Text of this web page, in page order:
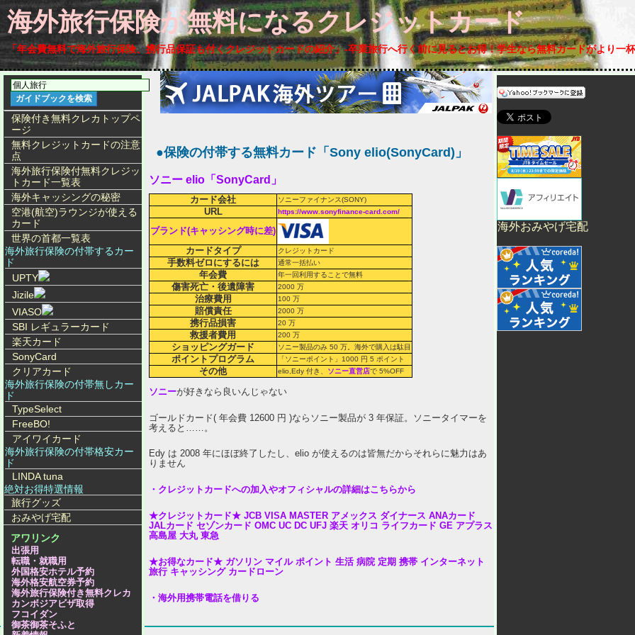
海外旅行保険が無料になるクレジットカード
「年会費無料で海外旅行保険、携行品保証も付くクレジットカードの紹介」-卒業旅行へ行く前に見るとお得！学生なら無料カードがより一杯
●保険の付帯する無料カード「Sony elio(SonyCard)」
ソニー elio「SonyCard」
カード会社 ソニーファイナンス(SONY)
URL https://www.sonyfinance-card.com/
ブランド(キャッシング時に差)
カードタイプ
クレジットカード
手数料ゼロにするには 通常一括払い
年会費 年一回利用することで無料
傷害死亡・後遺障害 2000 万
治療費用 100 万
賠償責任 2000 万
携行品損害 20 万
救援者費用 200 万
ショッピングガード ソニー製品のみ 50 万。海外で購入は駄目
ポイントプログラム 「ソニーポイント」1000 円 5 ポイント
その他 elio,Edy 付き、 ソニー直営店で 5%OFF
ソニーが好きなら良いんじゃない
ゴールドカード( 年会費 12600 円 )ならソニー製品が 3 年保証。ソニータイマーを
考えると……。
Edy は 2008 年にほぼ終了したし、elio が使えるのは皆無だからそれらに魅力はあ
りません
・クレジットカードへの加入やオフィシャルの詳細はこちらから
★クレジットカード★ JCB VISA MASTER アメックス ダイナース ANAカード
JALカード セゾンカード OMC UC DC UFJ 楽天 オリコ ライフカード GE アプラス
高島屋 大丸 東急
★お得なカード★ ガソリン マイル ポイント 生活 病院 定期 携帯 インターネット
旅行 キャッシング カードローン
・海外用携帯電話を借りる
海外おみやげ宅配
保険付き無料クレカトップペ
ージ
無料クレジットカードの注意
点
海外旅行保険付無料クレジッ
トカード一覧表
海外キャッシングの秘密
空港(航空)ラウンジが使える
カード
世界の首都一覧表
海外旅行保険の付帯するカー
ド
UPTY
Jizile
VIASO
SBI レギュラーカード
楽天カード
SonyCard
クリアカード
海外旅行保険の付帯無しカー
ド
TypeSelect
FreeBO!
アイワイカード
海外旅行保険の付帯格安カー
ド
LINDA tuna
絶対お得特選情報
旅行グッズ
おみやげ宅配
アワリンク
出張用
転職・就職用
外国格安ホテル予約
海外格安航空券予約
海外旅行保険付き無料クレカ
カンボジアビザ取得
フコイダン
御茶御茶そふと